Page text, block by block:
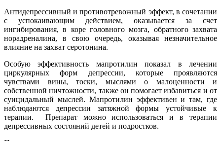
Антидепрессивный и противотревожный эффект, в сочетании
с успокаивающим действием, оказывается за счет
ингибирования, в коре головного мозга, обратного захвата
норадреналина, в свою очередь, оказывая незначительное
влияние на захват серотонина.
Особую эффективность мапротилин показал в лечении
циркулярных форм депрессии, которые проявляются
чувствами вины, тоски, мыслями о малоценности и
собственной ничтожности, также он помогает избавиться и от
суицидальный мыслей. Мапротилин эффективен и там, где
наблюдаются депрессии затяжной формы устойчивые к
терапии. Препарат можно использоваться и в терапии
депрессивных состояний детей и подростков.